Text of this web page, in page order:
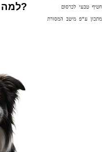
חטיף טבעי לכרסום
מתכון ע"פ מיטב המסורת
למה לקנות אצלנו?